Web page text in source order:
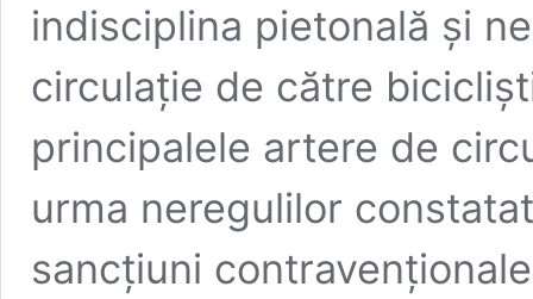
indisciplina pietonală și
circulație de către
principalele artere de
urma neregulilor
sancțiuni